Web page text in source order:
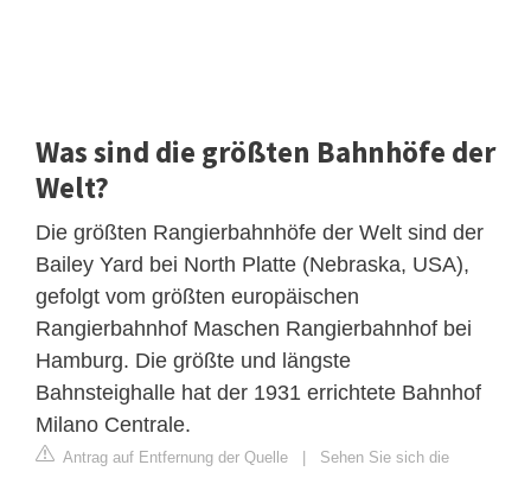
Was sind die größten Bahnhöfe der
Welt?
Die größten Rangierbahnhöfe der Welt sind der
Bailey Yard bei North Platte (Nebraska, USA),
gefolgt vom größten europäischen
Rangierbahnhof Maschen Rangierbahnhof bei
Hamburg. Die größte und längste
Bahnsteighalle hat der 1931 errichtete Bahnhof
Milano Centrale.
Antrag auf Entfernung der Quelle
Sehen Sie sich die